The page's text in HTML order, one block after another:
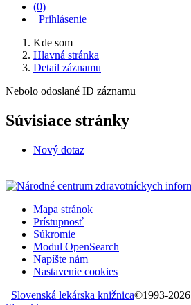
(0)
Prihlásenie
Kde som
Hlavná stránka
Detail záznamu
Nebolo odoslané ID záznamu
Súvisiace stránky
Nový dotaz
Mapa stránok
Prístupnosť
Súkromie
Modul OpenSearch
Napíšte nám
Nastavenie cookies
Slovenská lekárska knižnica©1993-2026